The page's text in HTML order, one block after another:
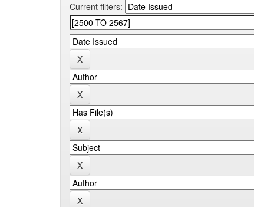
Current filters: